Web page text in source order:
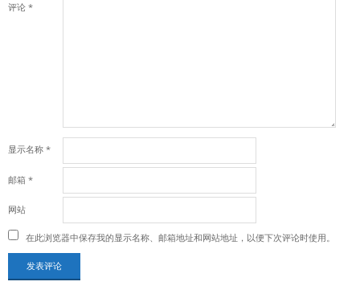
评论 *
显示名称 *
邮箱 *
网站
在此浏览器中保存我的显示名称、邮箱地址和网站地址，以便下次评论时使用。